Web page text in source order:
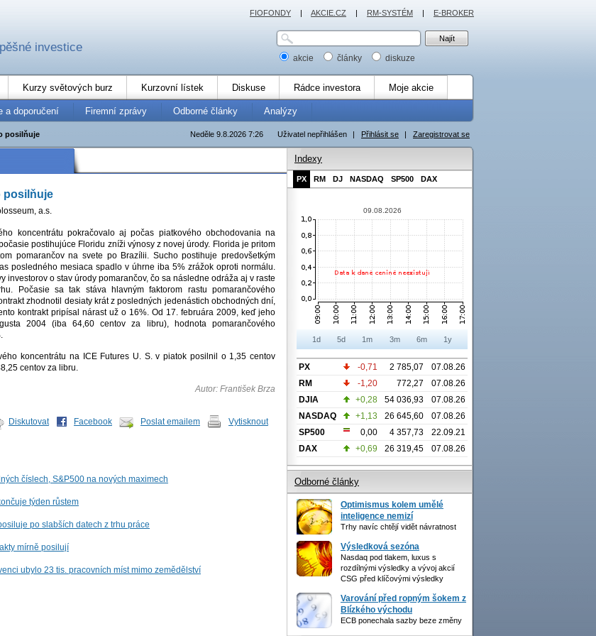
investice
akcie články diskuze
Kurzy světových burz Kurzovní lístek Diskuse Rádce investora Moje akcie
a doporučení Firemní zprávy Odborné články Analýzy
Uživatel nepřihlášen | Přihlásit se | Zaregistrovat se
Neděle 9.8.2026 7:26
posilňuje
posilňuje
a.s.
koncentrátu pokračovalo aj počas piatkového obchodovania na
postihujúce Floridu zníži výnosy z novej úrody. Florida je pritom
pomarančov na svete po Brazílii. Sucho postihuje predovšetkým
posledného mesiaca spadlo v úhrne iba 5% zrážok oproti normálu.
investorov o stav úrody pomarančov, čo sa následne odráža aj v raste
Počasie sa tak stáva hlavným faktorom rastu pomarančového
zhodnotil desiaty krát z posledných jedenástich obchodných dní,
kontrakt pripísal nárast už o 16%. Od 17. februára 2009, keď jeho
2004 (iba 64,60 centov za libru), hodnota pomarančového
koncentrátu na ICE Futures U. S. v piatok posilnil o 1,35 centov
centov za libru.
Autor: František Brza
Diskutovat Facebook Poslat emailem Vytisknout
číslech, S&P500 na nových maximech
týden růstem
po slabších datech z trhu práce
mírně posilují
ubylo 23 tis. pracovních míst mimo zemědělství
Indexy
PX RM DJ NASDAQ SP500 DAX
09.08.2026
1d 5d 1m 3m 6m 1y
PX -0,71 2 785,07
07.08.26
RM
-1,20 772,27
07.08.26
DJIA
+0,28 54 036,93
07.08.26
NASDAQ
+1,13 26 645,60
07.08.26
SP500
0,00 4 357,73
22.09.21
DAX
+0,69 26 319,45 07.08.26
Odborné články
Optimismus kolem umělé
inteligence nemizí
Trhy navíc chtějí vidět návratnost
Výsledková sezóna
Nasdaq pod tlakem, luxus s
rozdílnými výsledky a vývoj akcií
CSG před klíčovými výsledky
Varování před ropným šokem z
Blízkého východu
ECB ponechala sazby beze změny
FIOFONDY | AKCIE.CZ | RM-SYSTÉM | E-BROKER